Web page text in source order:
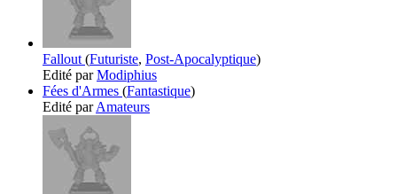
Fallout (Futuriste, Post-Apocalyptique)
Edité parModiphius
Fées d'Armes (Fantastique)
Edité parAmateurs